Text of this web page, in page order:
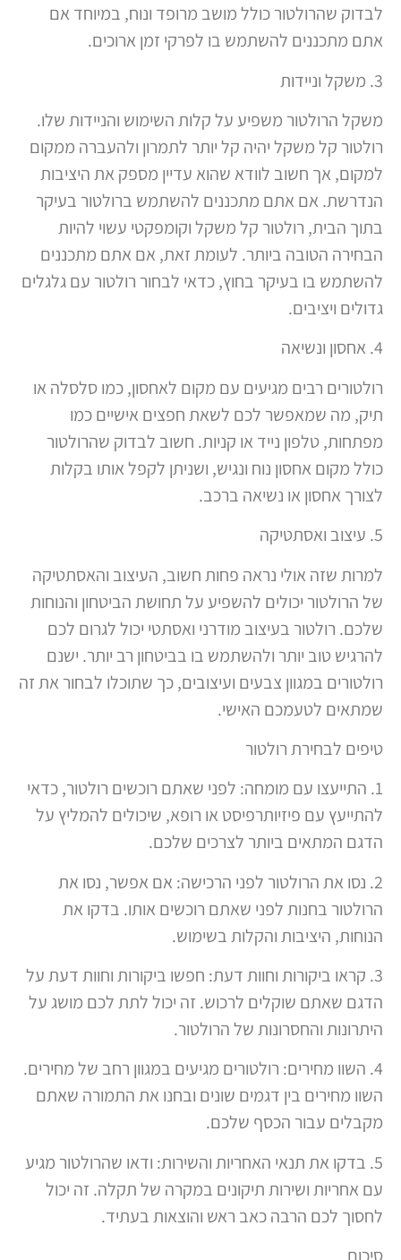
לבדוק שהרולטור כולל מושב מרופד ונוח, במיוחד אם
אתם מתכננים להשתמש בו לפרקי זמן ארוכים.
משקל הרולטור משפיע על קלות השימוש והניידות שלו.
רולטור קל משקל יהיה קל יותר לתמרון ולהעברה ממקום
למקום, אך חשוב לוודא שהוא עדיין מספק את היציבות
הנדרשת. אם אתם מתכננים להשתמש ברולטור בעיקר
בתוך הבית, רולטור קל משקל וקומפקטי עשוי להיות
הבחירה הטובה ביותר. לעומת זאת, אם אתם מתכננים
להשתמש בו בעיקר בחוץ, כדאי לבחור רולטור עם גלגלים
גדולים ויציבים.
רולטורים רבים מגיעים עם מקום לאחסון, כמו סלסלה או
תיק, מה שמאפשר לכם לשאת חפצים אישיים כמו
מפתחות, טלפון נייד או קניות. חשוב לבדוק שהרולטור
כולל מקום אחסון נוח ונגיש, ושניתן לקפל אותו בקלות
לצורך אחסון או נשיאה ברכב.
למרות שזה אולי נראה פחות חשוב, העיצוב והאסתטיקה
של הרולטור יכולים להשפיע על תחושת הביטחון והנוחות
שלכם. רולטור בעיצוב מודרני ואסתטי יכול לגרום לכם
להרגיש טוב יותר ולהשתמש בו בביטחון רב יותר. ישנם
רולטורים במגוון צבעים ועיצובים, כך שתוכלו לבחור את זה
שמתאים לטעמכם האישי.
טיפים לבחירת רולטור
1. התייעצו עם מומחה: לפני שאתם רוכשים רולטור, כדאי
להתייעץ עם פיזיותרפיסט או רופא, שיכולים להמליץ על
הדגם המתאים ביותר לצרכים שלכם.
2. נסו את הרולטור לפני הרכישה: אם אפשר, נסו את
הרולטור בחנות לפני שאתם רוכשים אותו. בדקו את
הנוחות, היציבות והקלות בשימוש.
3. קראו ביקורות וחוות דעת: חפשו ביקורות וחוות דעת על
הדגם שאתם שוקלים לרכוש. זה יכול לתת לכם מושג על
היתרונות והחסרונות של הרולטור.
4. השוו מחירים: רולטורים מגיעים במגוון רחב של מחירים.
השוו מחירים בין דגמים שונים ובחנו את התמורה שאתם
מקבלים עבור הכסף שלכם.
5. בדקו את תנאי האחריות והשירות: ודאו שהרולטור מגיע
עם אחריות ושירות תיקונים במקרה של תקלה. זה יכול
לחסוך לכם הרבה כאב ראש והוצאות בעתיד.